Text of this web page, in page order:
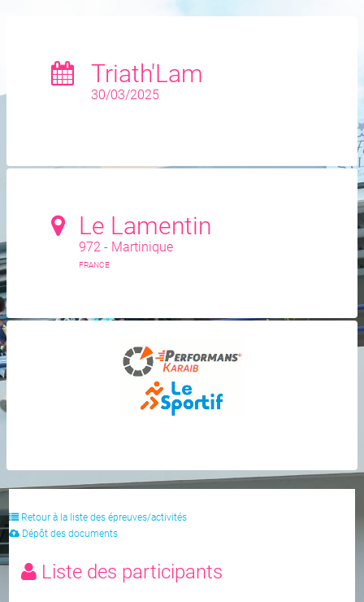
Triath'Lam
30/03/2025
Le Lamentin
972 - Martinique
FRANCE
Retour à la liste des épreuves/activités
Dépôt des documents
Liste des participants